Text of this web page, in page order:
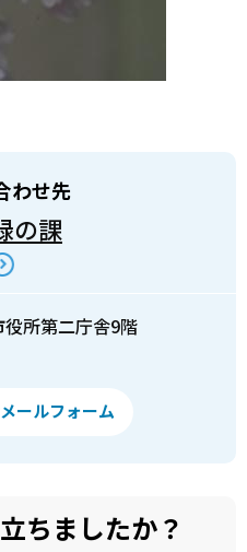
わせ先
の課
所第二庁舎9階
ールフォーム
ちましたか？